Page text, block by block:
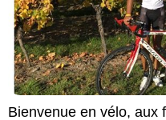
Bienvenue en vélo, aux